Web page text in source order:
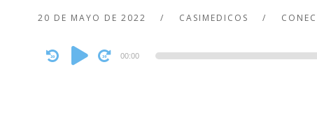
20 DE MAYO DE 2022 CASIMEDICOS
Audio
Player
00:00